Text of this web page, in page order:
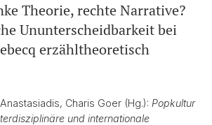
Theorie, rechte Narrative?
Ununterscheidbarkeit bei
erzähltheoretisch
Charis Goer (Hg.): Popkultur
und internationale